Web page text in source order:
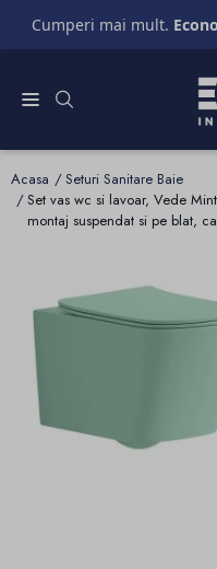
Cumperi mai mult.
Acasa
Seturi Sanitare Baie
Set vas wc si lavoar, Vede
montaj suspendat si pe blat,